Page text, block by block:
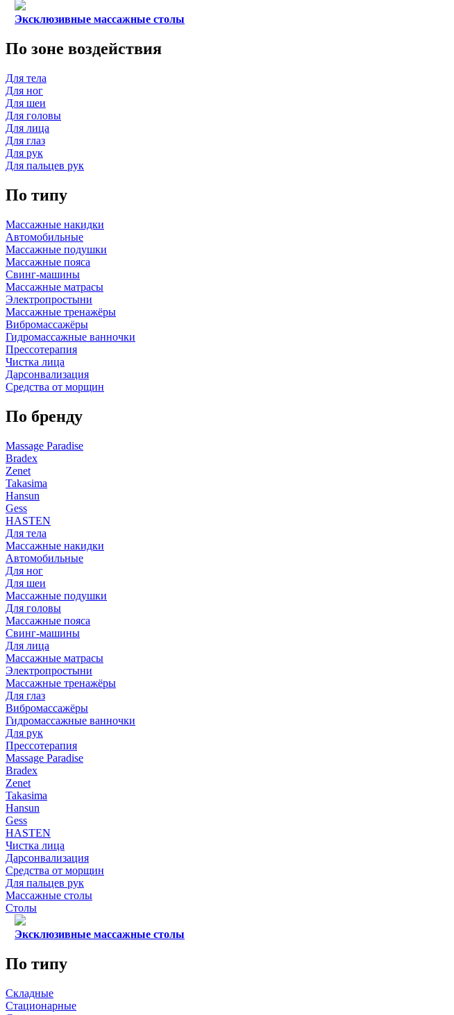
Эксклюзивные массажные столы
По зоне воздействия
Для тела
Для ног
Для шеи
Для головы
Для лица
Для глаз
Для рук
Для пальцев рук
По типу
Массажные накидки
Автомобильные
Массажные подушки
Массажные пояса
Свинг-машины
Массажные матрасы
Электропростыни
Массажные тренажёры
Вибромассажёры
Гидромассажные ванночки
Прессотерапия
Чистка лица
Дарсонвализация
Средства от морщин
По бренду
Massage Paradise
Bradex
Zenet
Takasima
Hansun
Gess
HASTEN
Для тела
Массажные накидки
Автомобильные
Для ног
Для шеи
Массажные подушки
Для головы
Массажные пояса
Свинг-машины
Для лица
Массажные матрасы
Электропростыни
Массажные тренажёры
Для глаз
Вибромассажёры
Гидромассажные ванночки
Для рук
Прессотерапия
Massage Paradise
Bradex
Zenet
Takasima
Hansun
Gess
HASTEN
Чистка лица
Дарсонвализация
Средства от морщин
Для пальцев рук
Массажные столы
Столы
Эксклюзивные массажные столы
По типу
Складные
Стационарные